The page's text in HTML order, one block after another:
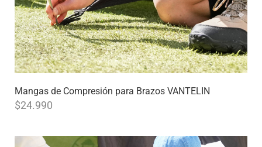
Mangas de Compresión para Brazos VANTELIN
$24.990